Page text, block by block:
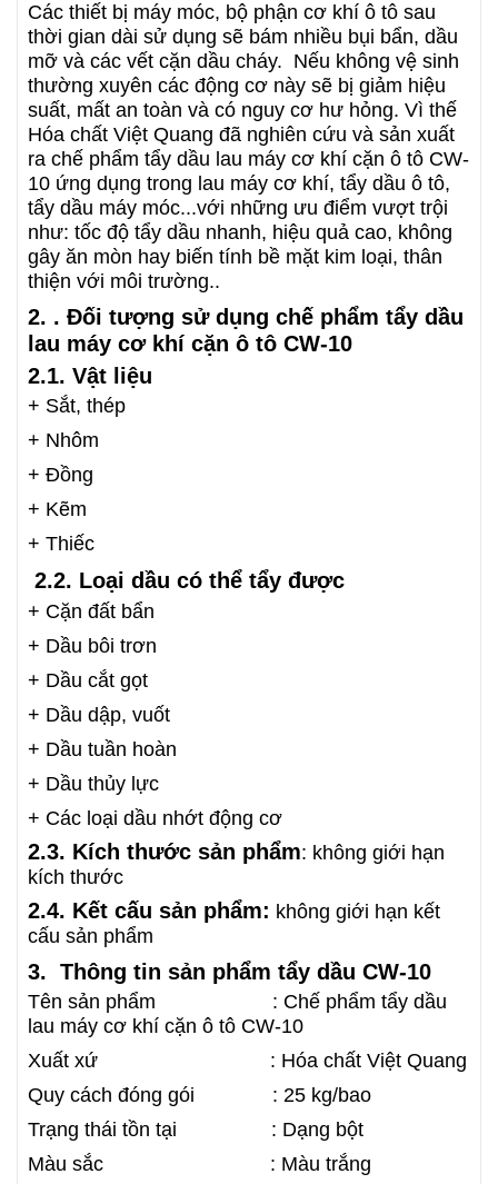
Các thiết bị máy móc, bộ phận cơ khí ô tô sau
thời gian dài sử dụng sẽ bám nhiều bụi bẩn, dầu
mỡ và các vết cặn dầu cháy. Nếu không vệ sinh
thường xuyên các động cơ này sẽ bị giảm hiệu
suất, mất an toàn và có nguy cơ hư hỏng. Vì thế
Hóa chất Việt Quang đã nghiên cứu và sản xuất
ra chế phẩm tẩy dầu lau máy cơ khí cặn ô tô CW-
10 ứng dụng trong lau máy cơ khí, tẩy dầu ô tô,
tẩy dầu máy móc...với những ưu điểm vượt trội
như: tốc độ tẩy dầu nhanh, hiệu quả cao, không
gây ăn mòn hay biến tính bề mặt kim loại, thân
thiện với môi trường..
2. . Đối tượng sử dụng chế phẩm tẩy dầu
lau máy cơ khí cặn ô tô CW-10
2.1. Vật liệu
+ Sắt, thép
+ Nhôm
+ Đồng
+ Kẽm
+ Thiếc
2.2. Loại dầu có thể tẩy được
+ Cặn đất bẩn
+ Dầu bôi trơn
+ Dầu cắt gọt
+ Dầu dập, vuốt
+ Dầu tuần hoàn
+ Dầu thủy lực
+ Các loại dầu nhớt động cơ
2.3. Kích thước sản phẩm: không giới hạn
kích thước
2.4. Kết cấu sản phẩm: không giới hạn kết
cấu sản phẩm
3. Thông tin sản phẩm tẩy dầu CW-10
Tên sản phẩm : Chế phẩm tẩy dầu
lau máy cơ khí cặn ô tô CW-10
Xuất xứ : Hóa chất Việt Quang
Quy cách đóng gói : 25 kg/bao
Trạng thái tồn tại : Dạng bột
Màu sắc : Màu trắng